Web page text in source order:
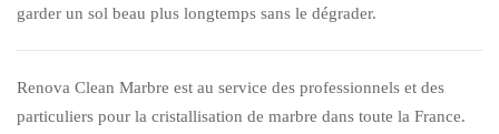
garder un sol beau plus longtemps sans le dégrader.
Renova Clean Marbre est au service des professionnels et des
particuliers pour la cristallisation de marbre dans toute la France.